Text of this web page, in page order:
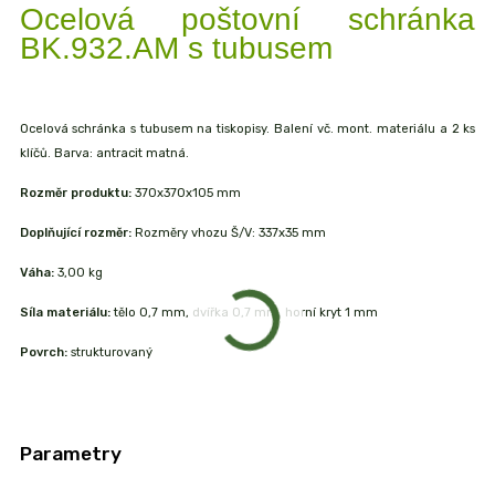
Ocelová poštovní schránka
BK.932.AM s tubusem
Ocelová schránka s tubusem na tiskopisy. Balení vč. mont. materiálu a 2 ks
klíčů. Barva: antracit matná.
Rozměr produktu:370x370x105 mm
Doplňující rozměr:Rozměry vhozu Š/V: 337x35 mm
Váha: 3,00 kg
Síla materiálu:tělo 0,7 mm, dvířka 0,7 mm, horní kryt 1 mm
Povrch:strukturovaný
Parametry